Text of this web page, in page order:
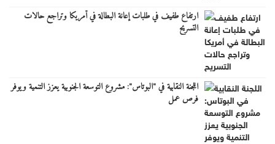
ارتفاع طفيف في طلبات إعانة البطالة في أمريكا وتراجع حالات
التسريح
اللجنة النقابية في "البوتاس": مشروع التوسعة الجنوبية يعزز التنمية ويوفر
فرص عمل